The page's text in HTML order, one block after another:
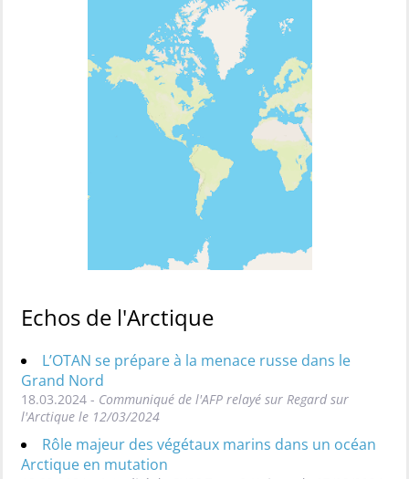
Echos de l'Arctique
L’OTAN se prépare à la menace russe dans le
Grand Nord
18.03.2024 - Communiqué de l'AFP relayé sur Regard sur
l'Arctique le 12/03/2024
Rôle majeur des végétaux marins dans un océan
Arctique en mutation